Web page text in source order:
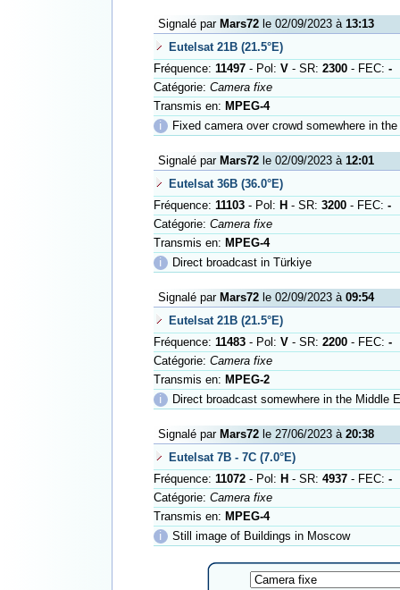
Signalé par Mars72le 02/09/2023 à 13:13
Eutelsat 21B (21.5°E)
Fréquence: 11497- Pol: V- SR: 2300- FEC: -
Catégorie: Camera fixe
Transmis en: MPEG-4
ℹ
Fixed camera over crowd somewhere in
Signalé par Mars72le 02/09/2023 à 12:01
Eutelsat 36B (36.0°E)
Fréquence: 11103- Pol: H - SR: 3200- FEC: -
Catégorie: Camera fixe
Transmis en: MPEG-4
ℹ
Direct broadcast in Türkiye
Signalé par Mars72le 02/09/2023 à 09:54
Eutelsat 21B (21.5°E)
Fréquence: 11483- Pol: V- SR: 2200- FEC: -
Catégorie: Camera fixe
Transmis en: MPEG-2
ℹ
Direct broadcast somewhere in the Middle
Signalé par Mars72le 27/06/2023 à 20:38
Eutelsat 7B - 7C (7.0°E)
Fréquence: 11072- Pol: H - SR: 4937- FEC: -
Catégorie: Camera fixe
Transmis en: MPEG-4
ℹ
Still image of Buildings in Moscow